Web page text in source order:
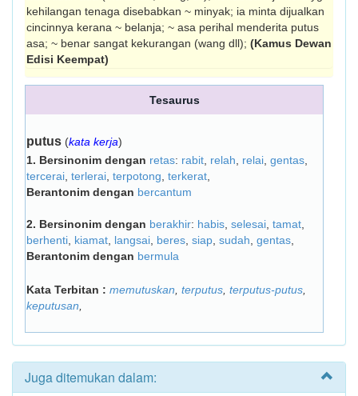
kehilangan tenaga disebabkan ~ minyak; ia minta dijualkan
cincinnya kerana ~ belanja; ~ asa perihal menderita putus
asa; ~ benar sangat kekurangan (wang dll); (Kamus Dewan
Edisi Keempat)
Tesaurus
putus (kata kerja)
1. Bersinonim dengan retas: rabit relah relai gentas
tercerai terlerai terpotong terkerat
Berantonim dengan bercantum
2. Bersinonim dengan berakhir: habis selesai tamat
berhenti kiamat langsai beres siap sudah gentas
Berantonim dengan bermula
Kata Terbitan : memutuskan terputus terputus-putus
keputusan
Juga ditemukan dalam: